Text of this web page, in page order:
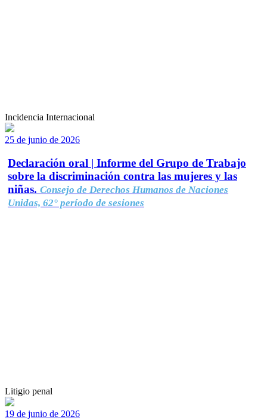
Incidencia Internacional
25 de junio de 2026
Declaración oral | Informe del Grupo de Trabajo
sobre la discriminación contra las mujeres y las
niñas. Consejo de Derechos Humanos de Naciones
Unidas, 62° período de sesiones
Litigio penal
19 de junio de 2026